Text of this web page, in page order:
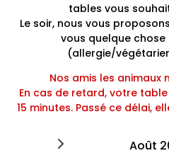
tables vous
Le soir, nous vous
vous quelque chose
(allergie/
Nos amis les animaux
En cas de retard, votre
15 minutes. Passé ce délai,
août